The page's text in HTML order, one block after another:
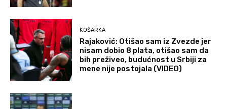
KOŠARKA
Rajaković: Otišao sam iz Zvezde jer
nisam dobio 8 plata, otišao sam da
bih preživeo, budućnost u Srbiji za
mene nije postojala (VIDEO)